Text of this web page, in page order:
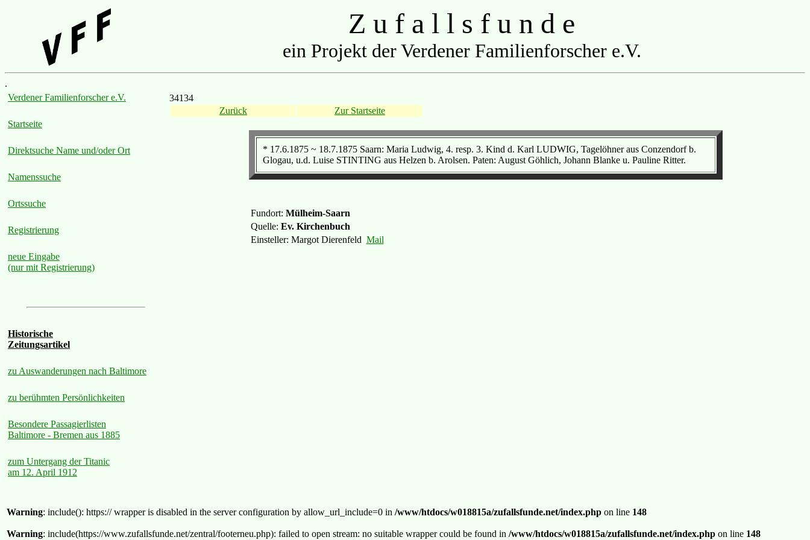
Z u f a l l s f u n d e
ein Projekt der Verdener Familienforscher e.V.
.
Verdener Familienforscher e.V.
Startseite
Direktsuche Name und/oder Ort
Namenssuche
Ortssuche
Registrierung
neue Eingabe
(nur mit Registrierung)
Historische
Zeitungsartikel
zu Auswanderungen nach Baltimore
zu berühmten Persönlichkeiten
Besondere Passagierlisten
Baltimore - Bremen aus 1885
zum Untergang der Titanic
am 12. April 1912
34134
Zurück
Zur Startseite
* 17.6.1875 ~ 18.7.1875 Saarn: Maria Ludwig, 4. resp. 3. Kind d. Karl LUDWIG, Tagelöhner aus Conzendorf b.
Glogau, u.d. Luise STINTING aus Helzen b. Arolsen. Paten: August Göhlich, Johann Blanke u. Pauline Ritter.
Fundort: Mülheim-Saarn
Quelle: Ev. Kirchenbuch
Einsteller: Margot Dierenfeld Mail
Warning: include(): https:// wrapper is disabled in the server configuration by allow_url_include=0 in /www/htdocs/w018815a/zufallsfunde.net/index.php on line 148
Warning: include(https://www.zufallsfunde.net/zentral/footerneu.php): failed to open stream: no suitable wrapper could be found in /www/htdocs/w018815a/zufallsfunde.net/index.php on line 148